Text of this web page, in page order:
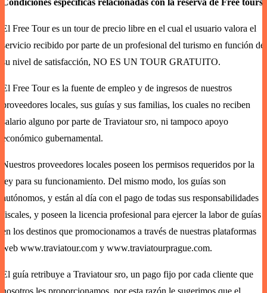
Condiciones específicas relacionadas con la reserva de Free tours
El Free Tour es un tour de precio libre en el cual el usuario valora el
servicio recibido por parte de un profesional del turismo en función de
su nivel de satisfacción, NO ES UN TOUR GRATUITO.
El Free Tour es la fuente de empleo y de ingresos de nuestros
proveedores locales, sus guías y sus familias, los cuales no reciben
salario alguno por parte de Traviatour sro, ni tampoco apoyo
económico gubernamental.
Nuestros proveedores locales poseen los permisos requeridos por la
ley para su funcionamiento. Del mismo modo, los guías son
autónomos, y están al día con el pago de todas sus responsabilidades
fiscales, y poseen la licencia profesional para ejercer la labor de guías
en los destinos que promocionamos a través de nuestras plataformas
web www.traviatour.com y www.traviatourprague.com.
El guía retribuye a Traviatour sro, un pago fijo por cada cliente que
nosotros les proporcionamos, por esta razón le sugerimos que el